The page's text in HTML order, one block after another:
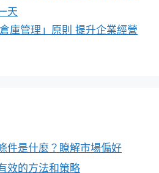
天
庫管理」原則 提升企業經營
件是什麼？瞭解市場偏好
效的方法和策略